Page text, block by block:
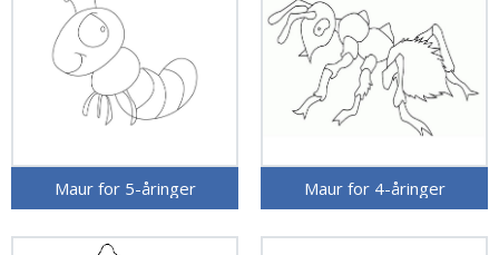
Maur for 5-åringer Maur for 4-åringer